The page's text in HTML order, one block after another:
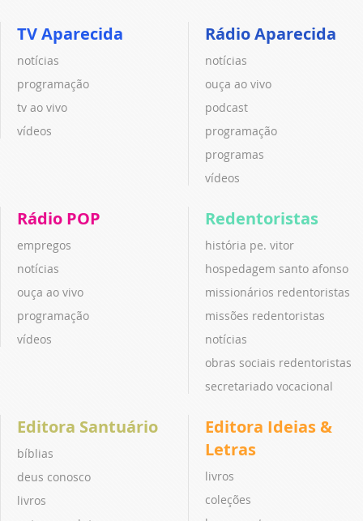
TV Aparecida
notícias
programação
tv ao vivo
vídeos
Rádio Aparecida
notícias
ouça ao vivo
podcast
programação
programas
vídeos
Rádio POP
empregos
notícias
ouça ao vivo
programação
vídeos
Redentoristas
história pe. vitor
hospedagem santo afonso
missionários redentoristas
missões redentoristas
notícias
obras sociais redentoristas
secretariado vocacional
Editora Santuário
bíblias
deus conosco
livros
Editora Ideias &
Letras
livros
coleções